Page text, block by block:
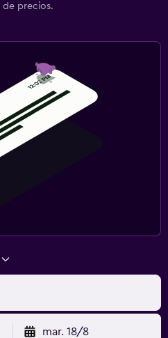
de precios.
mar. 18/8